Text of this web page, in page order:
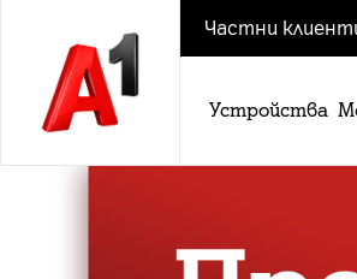
Частни
Устройства